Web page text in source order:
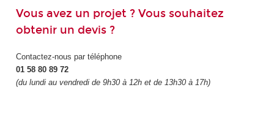
Vous avez un projet ? Vous souhaitez
obtenir un devis ?
Contactez-nous par téléphone
01 58 80 89 72
(du lundi au vendredi de 9h30 à 12h et de 13h30 à 17h)